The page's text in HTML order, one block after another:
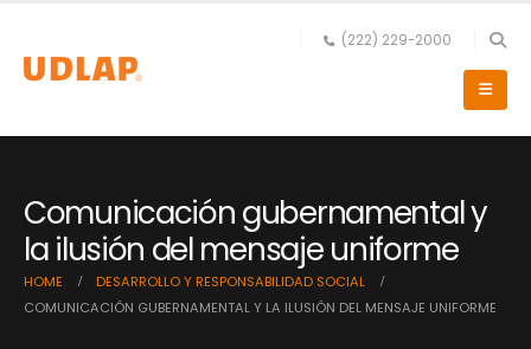
(222) 229-2000
Comunicación gubernamental y
la ilusión del mensaje uniforme
HOME
DESARROLLO Y RESPONSABILIDAD SOCIAL
COMUNICACIÓN GUBERNAMENTAL Y LA ILUSIÓN DEL MENSAJE UNIFORME